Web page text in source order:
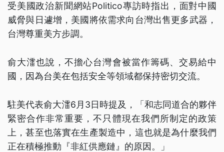
受美國政治新聞網站Politico專訪時指出，面對中國
威脅與日遽增，美國將依需求向台灣出售更多武器，
台灣尊重美方步調。
俞大㵢也說，不擔心台灣會被當作籌碼、交易給中
國，因為台美在包括安全等領域都保持密切交流。
駐美代表俞大㵢6月3日時提及，「和志同道合的夥伴
緊密合作非常重要，不只體現在我們所制定的政策
上，甚至也落實在生產製造中，這也就是為什麼我們
正在積極推動『非紅供應鏈』的原因。」